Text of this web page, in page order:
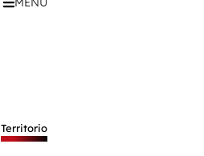
Territorio